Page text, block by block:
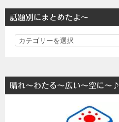
話題別にまとめたよ～
話
に
ま
晴れ～わたる～広い～空に～♪